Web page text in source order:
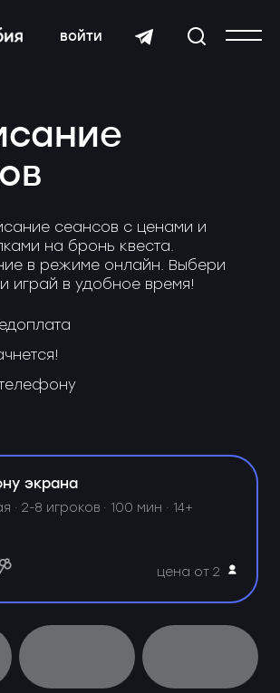
войти
сеансов с ценами и
на бронь квеста.
в режиме онлайн. Выбери
играй в удобное время!
экрана
·2-8 игроков · 100 мин · 14+
цена от 2